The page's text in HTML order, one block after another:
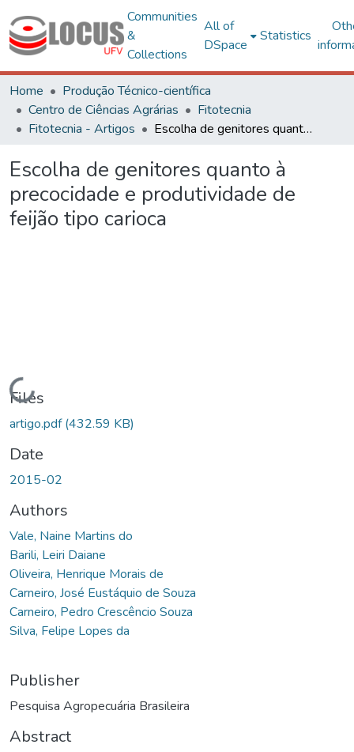
Communities
&
Collections
All of
DSpace
Statistics
Home
Produção Técnico-científica
Centro de Ciências Agrárias
Fitotecnia
Fitotecnia - Artigos
Escolha de genitores quanto à precocidade e produtividade de feijão tipo carioca
Escolha de genitores quanto à
precocidade e produtividade de
feijão tipo carioca
Loading...
Files
artigo.pdf(432.59 KB)
Date
2015-02
Authors
Vale, Naine Martins do
Barili, Leiri Daiane
Oliveira, Henrique Morais de
Carneiro, José Eustáquio de Souza
Carneiro, Pedro Crescêncio Souza
Silva, Felipe Lopes da
Publisher
Pesquisa Agropecuária Brasileira
Abstract